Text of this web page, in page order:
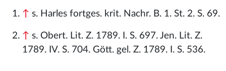
↑ s. Harles fortges. krit. Nachr. B. 1. St. 2. S. 69.
↑ s. Obert. Lit. Z. 1789. I. S. 697. Jen. Lit. Z.
1789. IV. S. 704. Gött. gel. Z. 1789. I. S. 536.